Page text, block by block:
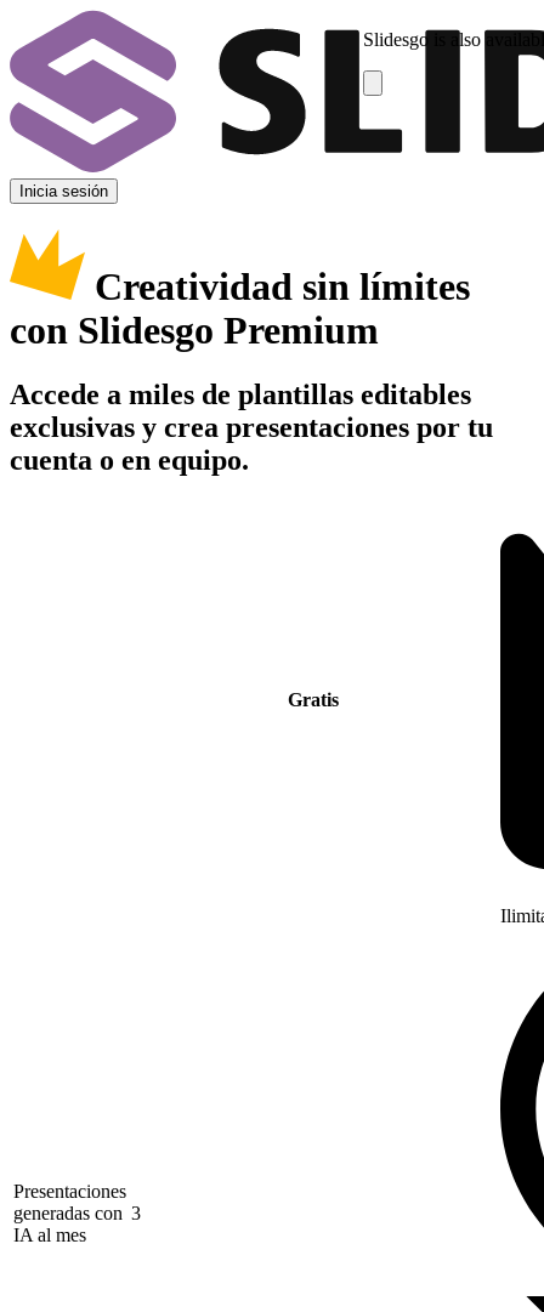
Slidesgo is also
Inicia sesión
Creatividad sin límites
con Slidesgo Premium
Accede a miles de plantillas editables
exclusivas y crea presentaciones por tu
cuenta o en equipo.
Gratis
Presentaciones
generadas con
IA al mes
3